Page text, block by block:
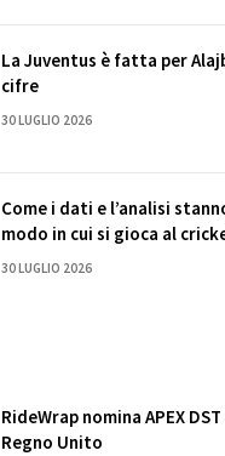
La Juventus è fatta per
cifre
30 LUGLIO 2026
Come i dati e l’analisi
modo in cui si gioca al
30 LUGLIO 2026
RideWrap nomina APEX
Regno Unito